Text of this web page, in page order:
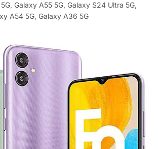
, Galaxy A55 5G, Galaxy S24 Ultra 5G,
A54 5G, Galaxy A36 5G